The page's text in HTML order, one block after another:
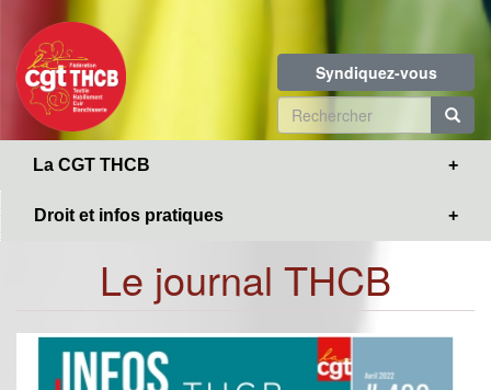
contenu
principal
Syndiquez-vous
Formulaire
de
La CGT THCB
Droit et infos pratiques
Le journal THCB